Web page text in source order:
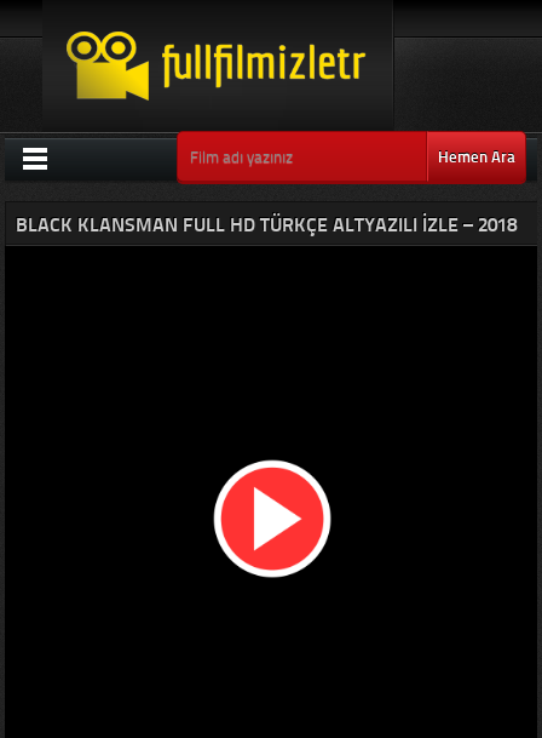
Hemen Ara
BLACK KLANSMAN FULL HD TÜRKÇE ALTYAZILI IZLE – 2018